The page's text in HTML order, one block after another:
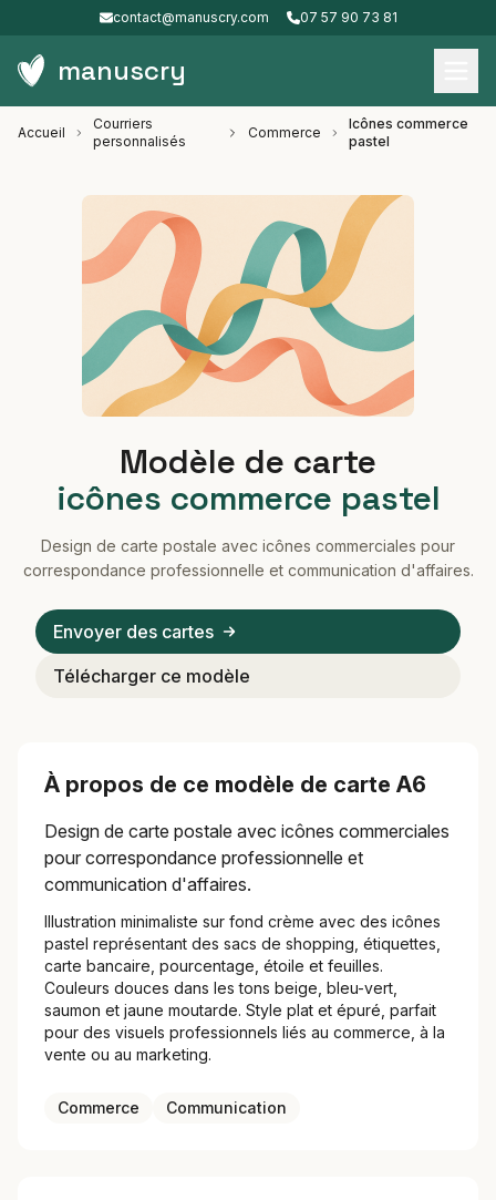
contact@manuscry.com 07 57 90 73 81
manuscry
Accueil
Courriers
personnalisés
Commerce
Icônes commerce
pastel
Modèle de carte
icônes commerce pastel
Design de carte postale avec icônes commerciales pour
correspondance professionnelle et communication d'affaires.
Envoyer des cartes
Télécharger ce modèle
À propos de ce modèle de carte A6
Design de carte postale avec icônes commerciales
pour correspondance professionnelle et
communication d'affaires.
Illustration minimaliste sur fond crème avec des icônes
pastel représentant des sacs de shopping, étiquettes,
carte bancaire, pourcentage, étoile et feuilles.
Couleurs douces dans les tons beige, bleu-vert,
saumon et jaune moutarde. Style plat et épuré, parfait
pour des visuels professionnels liés au commerce, à la
vente ou au marketing.
Commerce Communication